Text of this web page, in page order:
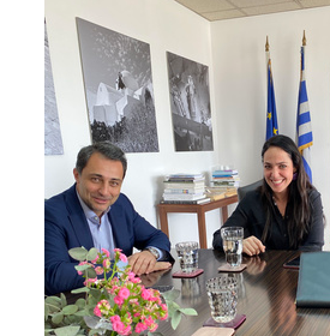
2010
2006
ΔΗΜΟΤΗΣ
ΕΠΙΣΚΕΠΤΗΣ
ΗΡΑΚΛΕΙΟ